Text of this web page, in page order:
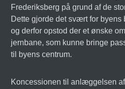
Frederiksberg på grund af de
Dette gjorde det svært for byens
og derfor opstod der et ønske
jernbane, som kunne bringe
til byens centrum.
Koncessionen til anlæggelsen